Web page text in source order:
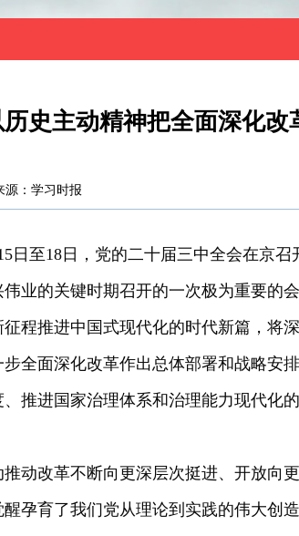
史主动精神把全面深化改
源： 学习时报
日至18日，党的二十届三中全会在京
业的关键时期召开的一次极为重要的
程推进中国式现代化的时代新篇，将
全面深化改革作出总体部署和战略安
推进国家治理体系和治理能力现代化
动改革不断向更深层次挺进、开放向
孕育了我们党从理论到实践的伟大创